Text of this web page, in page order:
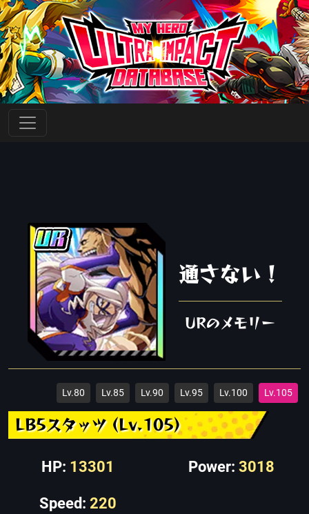
通さない！
URのメモリー
Lv.80 Lv.85 Lv.90 Lv.95 Lv.100 Lv.105
LB5スタッツ (Lv.105)
HP: 13301 Power: 3018
Speed: 220